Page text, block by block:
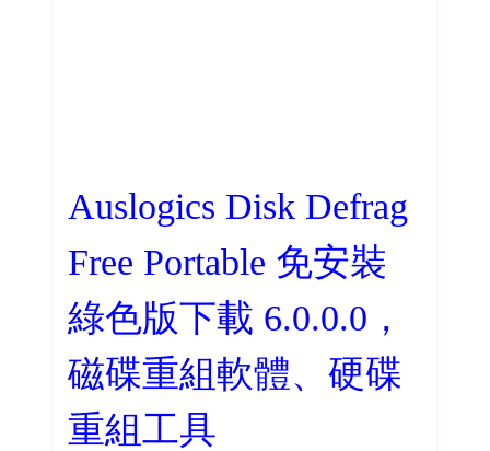
Auslogics Disk Defrag
Free Portable 免安裝
綠色版下載 6.0.0.0，
磁碟重組軟體、硬碟
重組工具